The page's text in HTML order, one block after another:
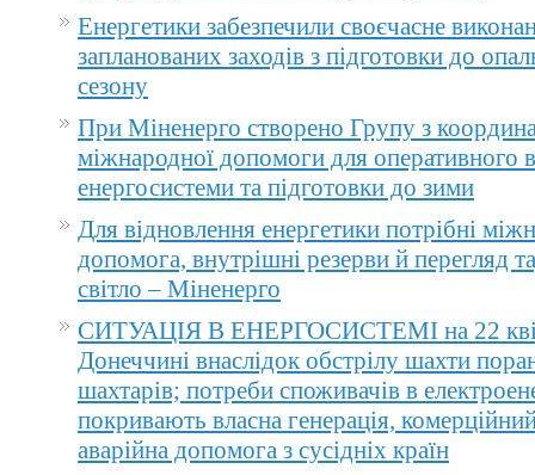
Енергетики забезпечили своєчасне
запланованих заходів з підготовки до
сезону
При Міненерго створено Групу з
міжнародної допомоги для оперативного
енергосистеми та підготовки до зими
Для відновлення енергетики потрібні
допомога, внутрішні резерви й перегляд
світло – Міненерго
СИТУАЦІЯ В ЕНЕРГОСИСТЕМІ на 22
Донеччині внаслідок обстрілу шахти
шахтарів; потреби споживачів в
покривають власна генерація,
аварійна допомога з сусідніх країн